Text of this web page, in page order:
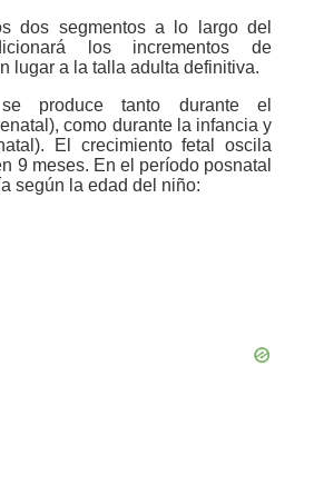
dos segmentos a lo largo del
los incrementos de
lugar a la talla adulta definitiva.
produce tanto durante el
como durante la infancia y
El crecimiento fetal oscila
9 meses. En el período posnatal
según la edad del niño: